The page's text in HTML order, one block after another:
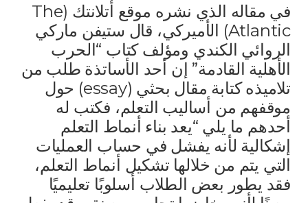
في مقاله الذي نشره موقع أتلانتك (The
Atlantic) الأميركي، قال ستيفن ماركي
الروائي الكندي ومؤلف كتاب “الحرب
الأهلية القادمة” إن أحد الأساتذة طلب من
تلاميذه كتابة مقال بحثي (essay) حول
موقفهم من أساليب التعلم، فكتب له
أحدهم ما يلي “يعد بناء أنماط التعلم
إشكالية لأنه يفشل في حساب العمليات
التي يتم من خلالها تشكيل أنماط التعلم،
فقد يطور بعض الطلاب أسلوبًا تعليميًا